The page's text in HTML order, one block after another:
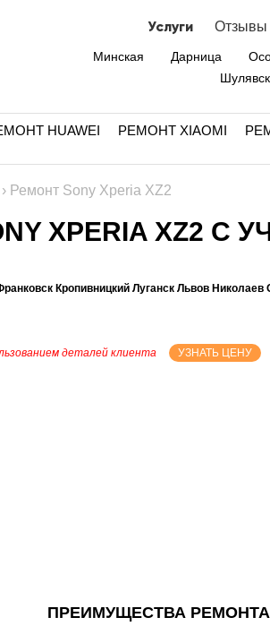
Услуги Отзывы
Минская Дарница
HUAWEI РЕМОНТ XIAOMI
› Ремонт Sony Xperia XZ2
XPERIA XZ2 С
Кропивницкий Луганск Львов
деталей клиента УЗНАТЬ ЦЕНУ
ПРЕИМУЩЕСТВА РЕМОНТА